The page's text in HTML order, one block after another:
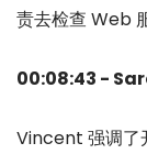
责去检查 Web
00:08:43 -
Vincent 强调了